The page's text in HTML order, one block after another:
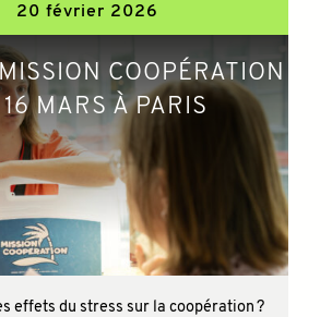
20 février 2026
COOPÉRATION
16 MARS À PARIS
effets du stress sur la coopération ?